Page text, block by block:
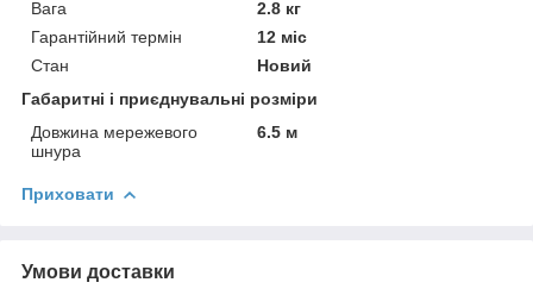
Вага
2.8 кг
Гарантійний термін
12 міс
Стан
Новий
Габаритні і приєднувальні розміри
Довжина мережевого
шнура
6.5 м
Приховати
Умови доставки